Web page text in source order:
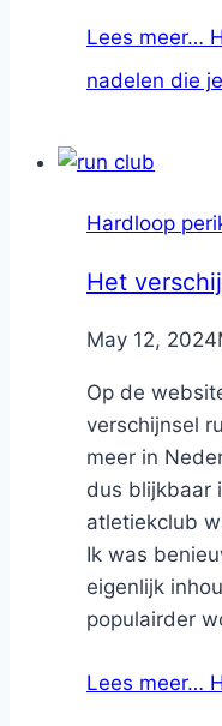
Lees meer…
nadelen die
Hardloop
Het
ByNicole
May 12, 2024
Op de
verschijnsel
meer in
dus blijkbaar
atletiekclub
Ik was
eigenlijk
populairder
Lees meer…